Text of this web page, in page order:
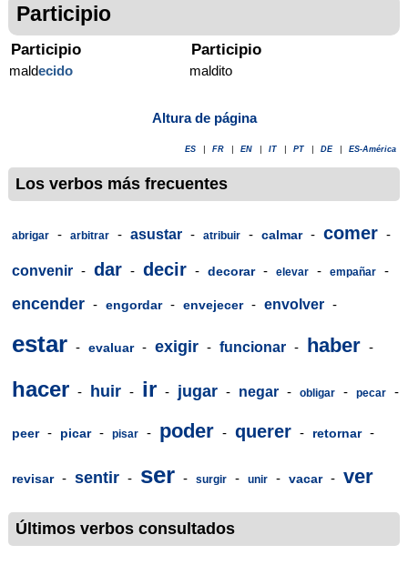
Participio
Participio
maldecido
Participio
maldito
Altura de página
ES FR EN IT PT DE ES-América
Los verbos más frecuentes
abrigar - arbitrar - asustar - atribuir - calmar - comer -
convenir - dar - decir - decorar - elevar - empañar -
encender - engordar - envejecer - envolver -
estar - evaluar - exigir - funcionar - haber -
hacer - huir - ir - jugar - negar - obligar - pecar -
peer - picar - pisar - poder - querer - retornar -
revisar - sentir - ser - surgir - unir - vacar - ver
Últimos verbos consultados